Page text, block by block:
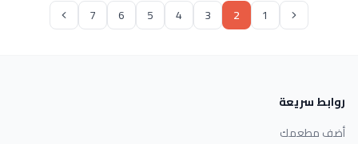
1
2
3
4
5
6
7
روابط سريعة
أضف مطعمك